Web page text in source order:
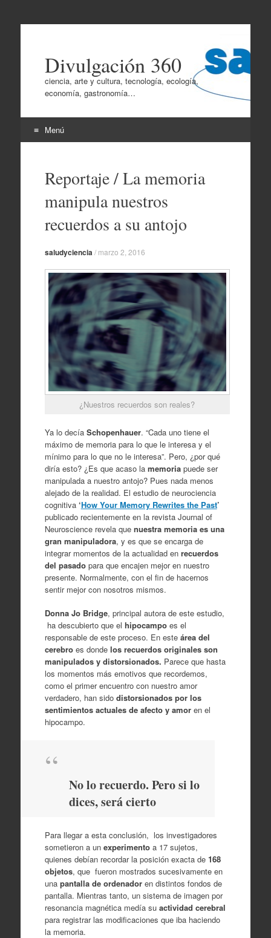
Divulgación 360
ciencia, arte y cultura, tecnología, ecología,
economía, gastronomía…
Menú
contenidoReportaje / La memoria
manipula nuestros
recuerdos a su antojo
saludyciencia / marzo 2, 2016
¿Nuestros recuerdos son reales?
Ya lo decía Schopenhauer. “Cada uno tiene el
máximo de memoria para lo que le interesa y el
mínimo para lo que no le interesa”. Pero, ¿por qué
diría esto? ¿Es que acaso la memoriapuede ser
manipulada a nuestro antojo? Pues nada menos
alejado de la realidad. El estudio de neurociencia
cognitiva ‘How Your Memory Rewrites the Past’
publicado recientemente en la revista Journal of
Neuroscience revela que nuestra memoria es una
gran manipuladora, y es que se encarga de
integrar momentos de la actualidad en recuerdos
del pasadopara que encajen mejor en nuestro
presente. Normalmente, con el fin de hacernos
sentir mejor con nosotros mismos.
Donna Jo Bridge, principal autora de este estudio,
ha descubierto que el hipocampoes el
responsable de este proceso. En esteárea del
cerebroes dondelos recuerdos originales son
manipulados y distorsionados. Parece que hasta
los momentos más emotivos que recordemos,
como el primer encuentro con nuestro amor
verdadero, han sido distorsionados por los
sentimientos actuales de afecto y amoren el
hipocampo.
No lo recuerdo. Pero si lo
dices, será cierto
Para llegar a esta conclusión, los investigadores
sometieron a un experimentoa 17 sujetos,
quienes debían recordar la posición exacta de 168
objetos, que fueron mostrados sucesivamente en
una pantalla de ordenadoren distintos fondos de
pantalla. Mientras tanto, un sistema de imagen por
resonancia magnética medía suactividad cerebral
para registrar las modificaciones que iba haciendo
la memoria.